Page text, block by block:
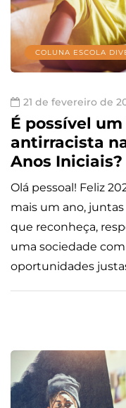
COLUNA ESCOLA
21 de fevereiro de
É possível
antirracista
Anos Iniciais?
Olá pessoal! Feliz
mais um ano,
que reconheça,
uma sociedade
oportunidades